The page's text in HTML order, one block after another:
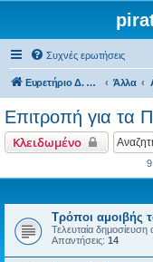
Συχνές ερωτήσεις
Ευρετήριο Δ. Συζήτησης Άλλα
Επιτροπή για τα
Κλειδωμένο
9
Τρόποι αμοιβής
Τελευταία δημοσίευση
Απαντήσεις: 14